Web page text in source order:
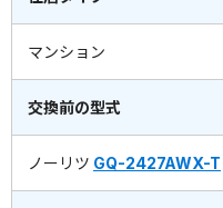
マンション
交換前の型式
ノーリツ GQ-2427AWX-T